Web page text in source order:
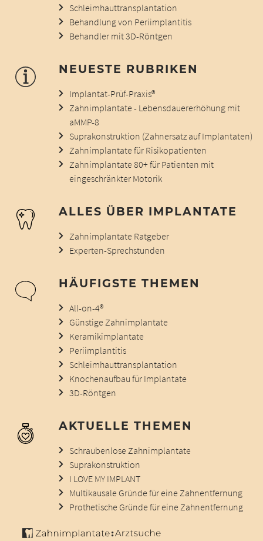
Schleimhauttransplantation
Behandlung von Periimplantitis
Behandler mit 3D-Röntgen
NEUESTE RUBRIKEN
Implantat-Prüf-Praxis®
Zahnimplantate - Lebensdauererhöhung mit
aMMP-8
Suprakonstruktion (Zahnersatz auf Implantaten)
Zahnimplantate für Risikopatienten
Zahnimplantate 80+ für Patienten mit
eingeschränkter Motorik
ALLES ÜBER IMPLANTATE
Zahnimplantate Ratgeber
Experten-Sprechstunden
HÄUFIGSTE THEMEN
All-on-4®
Günstige Zahnimplantate
Keramikimplantate
Periimplantitis
Schleimhauttransplantation
Knochenaufbau für Implantate
3D-Röntgen
AKTUELLE THEMEN
Schraubenlose Zahnimplantate
Suprakonstruktion
I LOVE MY IMPLANT
Multikausale Gründe für eine Zahnentfernung
Prothetische Gründe für eine Zahnentfernung